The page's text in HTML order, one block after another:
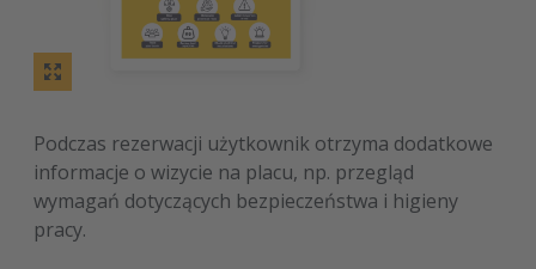
Podczas rezerwacji użytkownik otrzyma dodatkowe
informacje o wizycie na placu, np. przegląd
wymagań dotyczących bezpieczeństwa i higieny
pracy.